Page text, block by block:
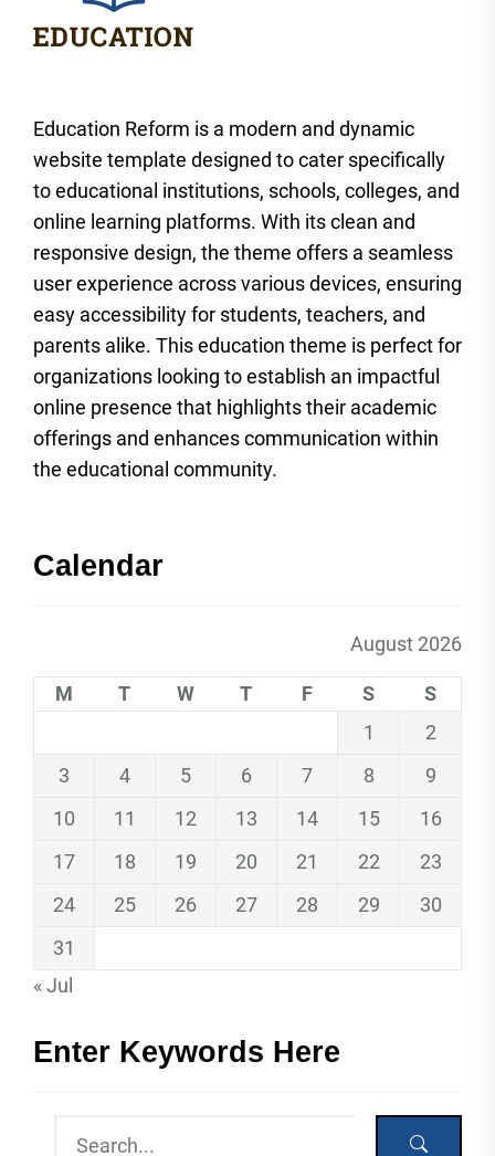
Education Reform is a modern and dynamic
website template designed to cater specifically
to educational institutions, schools, colleges, and
online learning platforms. With its clean and
responsive design, the theme offers a seamless
user experience across various devices, ensuring
easy accessibility for students, teachers, and
parents alike. This education theme is perfect for
organizations looking to establish an impactful
online presence that highlights their academic
offerings and enhances communication within
the educational community.
Calendar
August 2026
M T W T F S
S
1
2
3
4 5 6 7 8
9
10
11 12 13 14 15
16
17
18 19 20 21 22
23
24
25 26 27 28 29
30
31
« Jul
Enter Keywords Here